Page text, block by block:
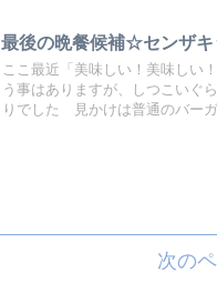
最後の晩餐候補☆センザ
ここ最近「美味しい！美味しい
う事はありますが、しつこいぐ
りでした 見かけは普通のバー
次の